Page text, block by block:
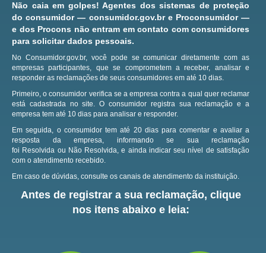
Não caia em golpes! Agentes dos sistemas de proteção
do consumidor — consumidor.gov.br e Proconsumidor —
e dos Procons não entram em contato com consumidores
para solicitar dados pessoais.
No Consumidor.gov.br, você pode se comunicar diretamente com as
empresas participantes, que se comprometem a receber, analisar e
responder as reclamações de seus consumidores em até 10 dias.
Primeiro, o consumidor verifica se a empresa contra a qual quer reclamar
está cadastrada no site.O consumidor registra sua reclamação e a
empresa tem até 10 dias para analisar e responder.
Em seguida, o consumidor tem até 20 dias para comentar e avaliar a
resposta da empresa, informando se sua reclamação
foi Resolvida ou Não Resolvida, e ainda indicar seu nível de satisfação
com o atendimento recebido.
Em caso de dúvidas, consulte os canais de atendimento da instituição.
Antes de registrar a sua reclamação, clique
nos itens abaixo e leia: